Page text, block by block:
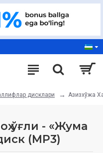
дисклари Азизхўжа
ўғли - «Жума
(МР3)